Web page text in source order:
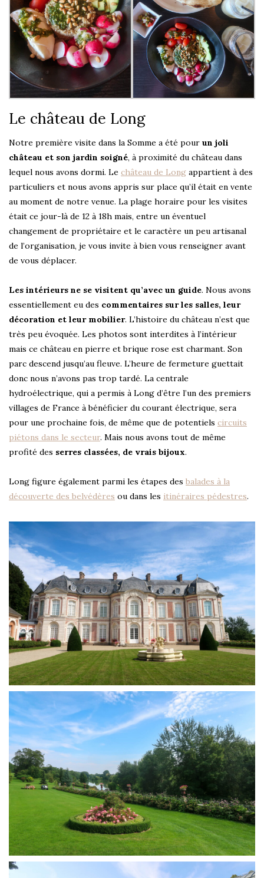
Le château de Long
Notre première visite dans la Somme a été pour un joli
château et son jardin soigné, à proximité du château dans
lequel nous avons dormi. Le château de Long appartient à des
particuliers et nous avons appris sur place qu’il était en vente
au moment de notre venue. La plage horaire pour les visites
était ce jour-là de 12 à 18h mais, entre un éventuel
changement de propriétaire et le caractère un peu artisanal
de l’organisation, je vous invite à bien vous renseigner avant
de vous déplacer.
Les intérieurs ne se visitent qu’avec un guide. Nous avons
essentiellement eu des commentaires sur les salles, leur
décoration et leur mobilier. L’histoire du château n’est que
très peu évoquée. Les photos sont interdites à l’intérieur
mais ce château en pierre et brique rose est charmant. Son
parc descend jusqu’au fleuve. L’heure de fermeture guettait
donc nous n’avons pas trop tardé. La centrale
hydroélectrique, qui a permis à Long d’être l’un des premiers
villages de France à bénéficier du courant électrique, sera
pour une prochaine fois, de même que de potentiels circuits
piétons dans le secteur. Mais nous avons tout de même
profité des serres classées, de vrais bijoux.
Long figure également parmi les étapes des balades à la
découverte des belvédères ou dans les itinéraires pédestres.